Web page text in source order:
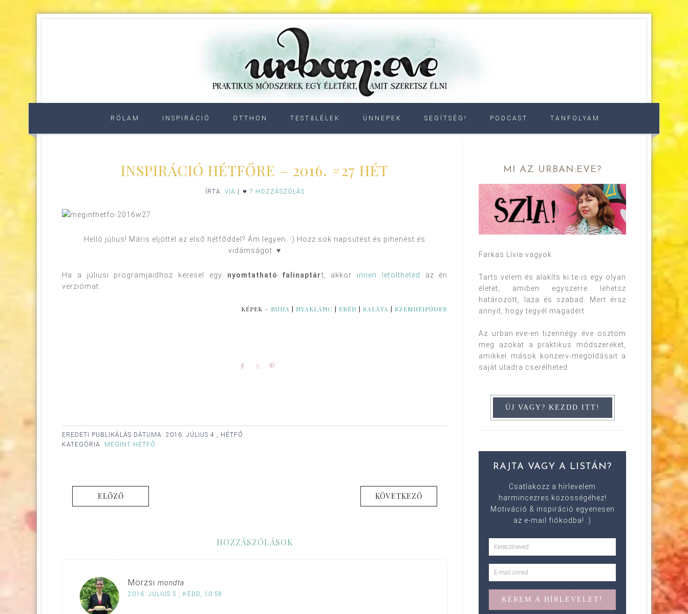
RÓLAM INSPIRÁCIÓ OTTHON TEST&LÉLEK ÜNNEPEK SEGÍTSÉG! PODCAST TANFOLYAM
INSPIRÁCIÓ HÉTFŐRE – 2016. #27 HÉT
ÍRTA: VIA 7 HOZZÁSZÓLÁS
Helló július! Máris eljöttél az első hétfőddel? Ám legyen. :) Hozz sok napsütést és pihenést és
vidámságot. ♥
Ha a júliusi programjaidhoz keresel egy nyomtatható falinaptárt, akkor innen letöltheted
az én
verziómat.
KÉPEK – RUHA | NYAKLÁNC | EBÉD |SALÁTA |SZEMHÉJPÚDER
Share Share
EREDETI PUBLIKÁLÁS DÁTUMA: 2016. JÚLIUS 4., HÉTFŐ
KATEGÓRIA: MEGINT HÉTFŐ
ELŐZŐ KÖVETKEZŐ
HOZZÁSZÓLÁSOK
Mörzsi mondta
2016. JÚLIUS 5., KEDD, 10:58
MI AZ URBAN:EVE?
Farkas Lívia vagyok.
Tarts velem és alakíts ki te is egy olyan
életet, amiben egyszerre lehetsz
határozott, laza és szabad. Mert érsz
annyit, hogy tegyél magadért.
Az urban:eve-en tizennégy éve osztom
meg azokat a praktikus módszereket,
amikkel mások konzerv-megoldásait a
saját utadra cserélheted.
RAJTA VAGY A LISTÁN?
Csatlakozz a hírlevelem
harmincezres közösségéhez!
Motiváció & inspiráció egyenesen
az e-mail fiókodba! :)